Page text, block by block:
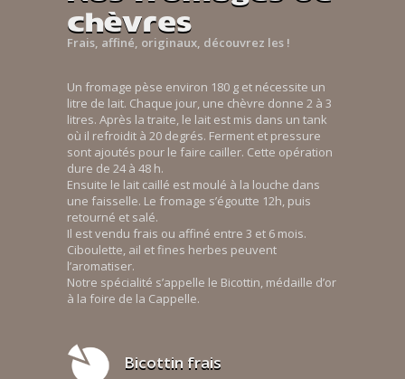
chèvres
Frais, affiné, originaux, découvrez les !
Un fromage pèse environ 180 g et nécessite un
litre de lait. Chaque jour, une chèvre donne 2 à 3
litres. Après la traite, le lait est mis dans un tank
où il refroidit à 20 degrés. Ferment et pressure
sont ajoutés pour le faire cailler. Cette opération
dure de 24 à 48 h.
Ensuite le lait caillé est moulé à la louche dans
une faisselle. Le fromage s’égoutte 12h, puis
retourné et salé.
Il est vendu frais ou affiné entre 3 et 6 mois.
Ciboulette, ail et fines herbes peuvent
l’aromatiser.
Notre spécialité s’appelle le Bicottin, médaille d’or
à la foire de la Cappelle.
Bicottin frais